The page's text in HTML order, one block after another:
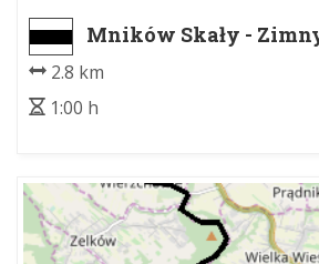
Mników Skały -
2.8 km
1:00 h